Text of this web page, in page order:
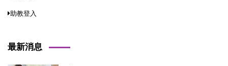
助教登入
最新消息